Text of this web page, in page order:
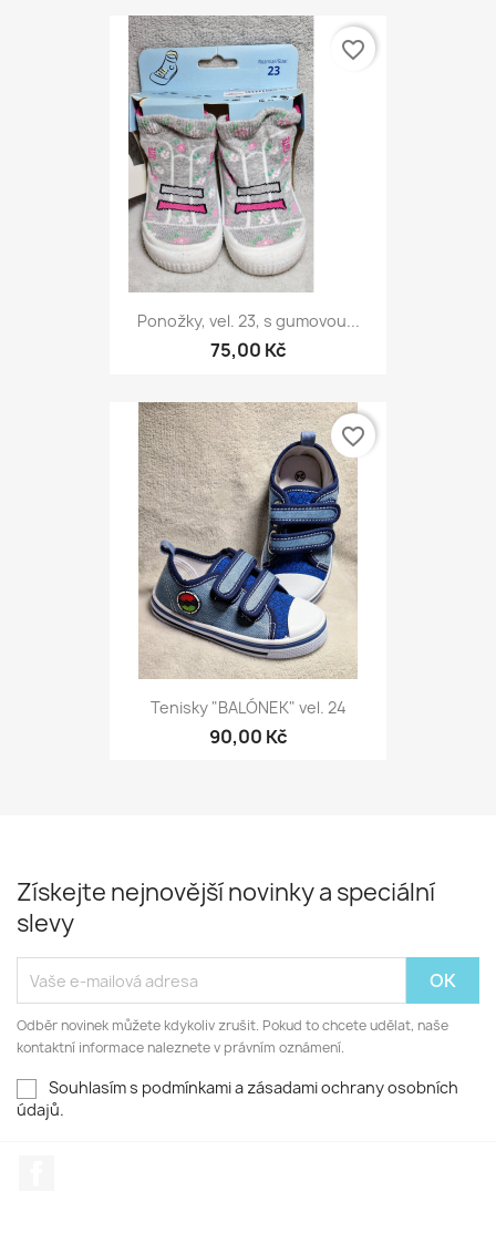
Ponožky, vel. 23, s gumovou...
75,00 Kč
favorite_border
Tenisky "BALÓNEK" vel. 24
90,00 Kč
favorite_border
Získejte nejnovější novinky a speciální
slevy
Odběr novinek můžete kdykoliv zrušit. Pokud to chcete udělat, naše
kontaktní informace naleznete v právním oznámení.
Souhlasím s podmínkami a zásadami ochrany osobních
údajů.